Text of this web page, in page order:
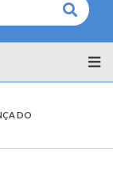
Buscar
DO